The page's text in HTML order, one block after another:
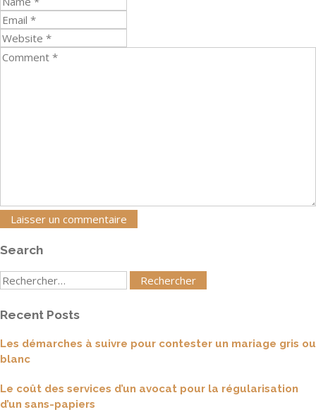
Search
Rechercher
Recent Posts
Les démarches à suivre pour contester un mariage gris ou
blanc
Le coût des services d’un avocat pour la régularisation
d’un sans-papiers